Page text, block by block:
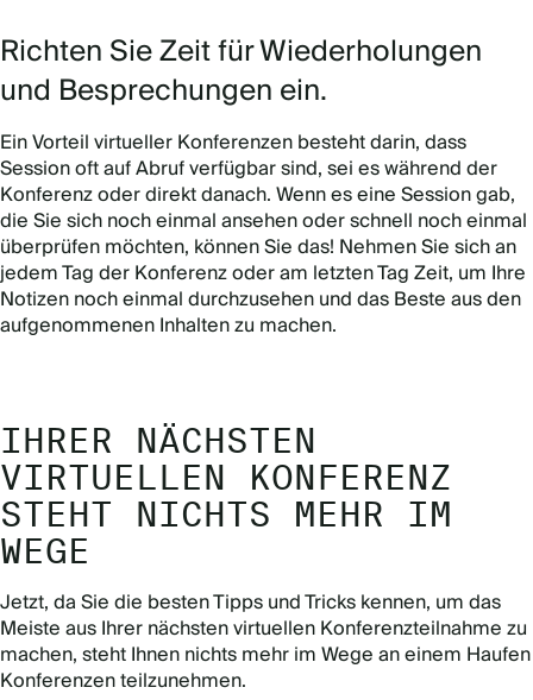
Richten Sie Zeit für Wiederholungen
und Besprechungen ein.
Ein Vorteil virtueller Konferenzen besteht darin, dass
Session oft auf Abruf verfügbar sind, sei es während der
Konferenz oder direkt danach. Wenn es eine Session gab,
die Sie sich noch einmal ansehen oder schnell noch einmal
überprüfen möchten, können Sie das! Nehmen Sie sich an
jedem Tag der Konferenz oder am letzten Tag Zeit, um Ihre
Notizen noch einmal durchzusehen und das Beste aus den
aufgenommenen Inhalten zu machen.
IHRER NÄCHSTEN
VIRTUELLEN KONFERENZ
STEHT NICHTS MEHR IM
WEGE
Jetzt, da Sie die besten Tipps und Tricks kennen, um das
Meiste aus Ihrer nächsten virtuellen Konferenzteilnahme zu
machen, steht Ihnen nichts mehr im Wege an einem Haufen
Konferenzen teilzunehmen.